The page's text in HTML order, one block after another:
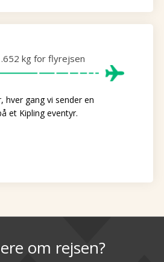
kg for flyrejsen
hver gang vi sender en
et Kipling eventyr.
om rejsen?